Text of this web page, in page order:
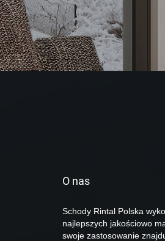
O nas
Schody Rintal Polska
najlepszych jakościowo
swoje zastosowanie